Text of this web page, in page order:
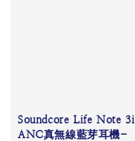
Soundcore Life Note 3i
ANC真無線藍芽耳機-